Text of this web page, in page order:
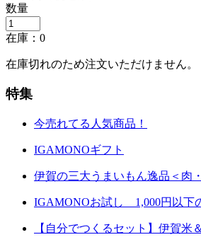
数量
在庫： 0
在庫切れのため注文いただけません。
特集
今売れてる人気商品！
IGAMONOギフト
伊賀の三大うまいもん逸品＜肉
IGAMONOお試し 1,000円以下
【自分でつくるセット】伊賀米